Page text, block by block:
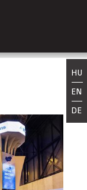
HU
EN
DE